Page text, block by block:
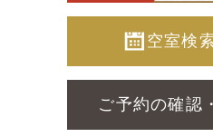
空室検
ご予約の確認